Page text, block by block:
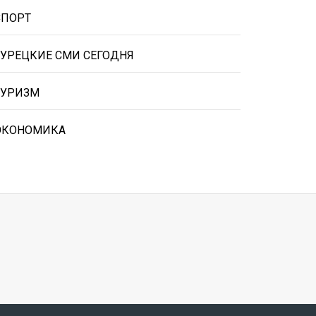
СМИ СЕГОДНЯ